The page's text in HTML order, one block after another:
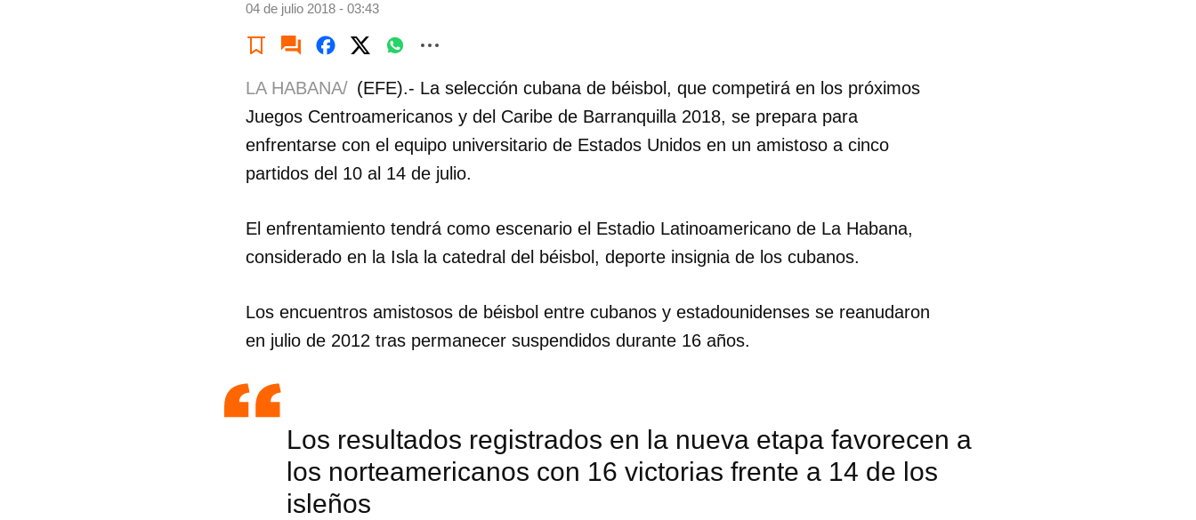
04 de julio 2018 - 03:43
LA HABANA/ (EFE).- La selección cubana de béisbol, que competirá en los próximos
Juegos Centroamericanos y del Caribe de Barranquilla 2018, se prepara para
enfrentarse con el equipo universitario de Estados Unidos en un amistoso a cinco
partidos del 10 al 14 de julio.
El enfrentamiento tendrá como escenario el Estadio Latinoamericano de La Habana,
considerado en la Isla la catedral del béisbol, deporte insignia de los cubanos.
Los encuentros amistosos de béisbol entre cubanos y estadounidenses se reanudaron
en julio de 2012 tras permanecer suspendidos durante 16 años.
Los resultados registrados en la nueva etapa favorecen a
los norteamericanos con 16 victorias frente a 14 de los
isleños